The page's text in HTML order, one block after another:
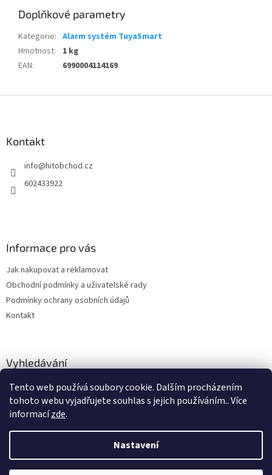
Tento web používá soubory cookie. Dalším procházením
tohoto webu vyjadřujete souhlas s jejich používáním.. Více
informacízde.
Nastavení
Doplňkové parametry
Kategorie: Alarm systém TuyaSmart
Hmotnost:
1 kg
EAN: 6990004114169
Kontakt
info@hitobchod.cz
602433922
Informace pro vás
Jak nakupovat a reklamovat
Obchodní podmínky a uživatelské rady
Podmínky ochrany osobních údajů
Kontakt
Vyhledávání
HLEDAT
Vytvořil Shoptet